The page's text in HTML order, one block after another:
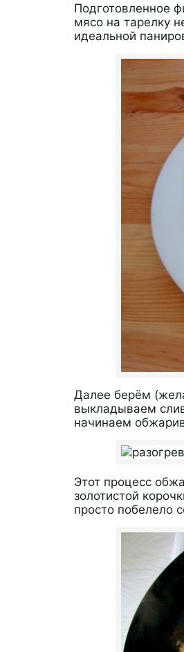
Подготовленное
мясо на тарелку
идеальной
Далее берём
выкладываем
начинаем
Этот процесс
золотистой
просто побелело